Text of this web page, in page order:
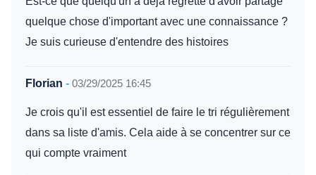
quelque chose d'important avec une connaissance ?
Je suis curieuse d'entendre des histoires
Florian - 03/29/2025 16:45
Je crois qu'il est essentiel de faire le tri régulièrement
dans sa liste d'amis. Cela aide à se concentrer sur ce
qui compte vraiment